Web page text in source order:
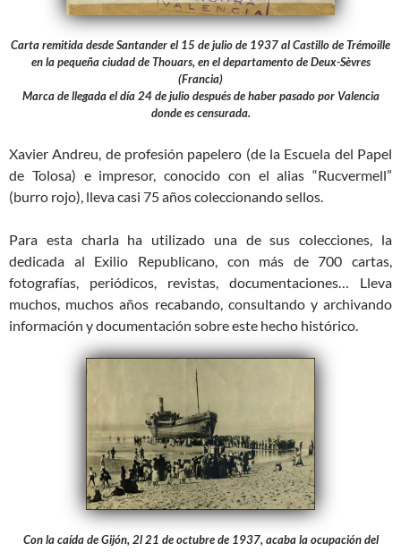
Carta remitida desde Santander el 15 de julio de 1937 al Castillo de Trémoille
en la pequeña ciudad de Thouars, en el departamento de Deux-Sèvres
(Francia)
Marca de llegada el día 24 de julio después de haber pasado por Valencia
donde es censurada.
Xavier Andreu, de profesión papelero (de la Escuela del Papel
de Tolosa) e impresor, conocido con el alias “Rucvermell”
(burro rojo), lleva casi 75 años coleccionando sellos.
Para esta charla ha utilizado una de sus colecciones, la
dedicada al Exilio Republicano, con más de 700 cartas,
fotografías, periódicos, revistas, documentaciones… Lleva
muchos, muchos años recabando, consultando y archivando
información y documentación sobre este hecho histórico.
Con la caída de Gijón, 2l 21 de octubre de 1937, acaba la ocupación del